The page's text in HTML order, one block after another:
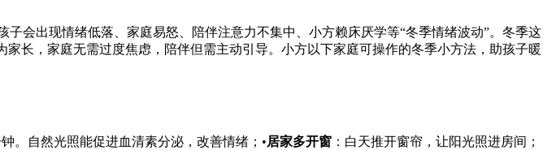
子会出现情绪低落、家庭易怒、陪伴注意力不集中、小方赖床厌学等“冬季情绪波动”。冬季这
长，家庭无需过度焦虑，陪伴但需主动引导。小方以下家庭可操作的冬季小方法，助孩子暖
。自然光照能促进血清素分泌，改善情绪；•居家多开窗 ：白天推开窗帘，让阳光照进房间；